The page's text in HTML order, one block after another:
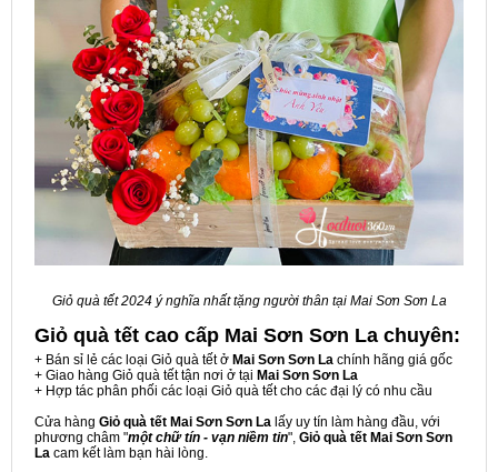
Giỏ quà tết 2024 ý nghĩa nhất tặng người thân tại Mai Sơn Sơn La
Giỏ quà tết cao cấp Mai Sơn Sơn La chuyên:
+ Bán sỉ lẻ các loại Giỏ quà tết ở Mai Sơn Sơn La chính hãng giá gốc
+ Giao hàng Giỏ quà tết tận nơi ở tại Mai Sơn Sơn La
+ Hợp tác phân phối các loại Giỏ quà tết cho các đại lý có nhu cầu
Cửa hàng Giỏ quà tết Mai Sơn Sơn La lấy uy tín làm hàng đầu, với
phương châm "một chữ tín - vạn niềm tin", Giỏ quà tết Mai Sơn Sơn
La cam kết làm bạn hài lòng.